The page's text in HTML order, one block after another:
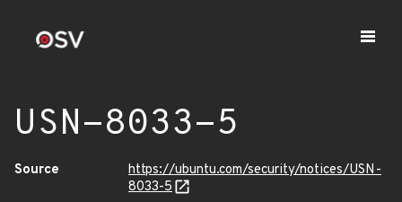
USN-8033-5
Source
https://ubuntu.com/security/notices/USN-
8033-5